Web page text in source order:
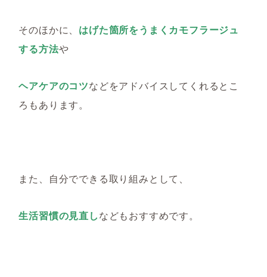
そのほかに、 はげた箇所をうまくカモフラージュ
する方法や
ヘアケアのコツなどをアドバイスしてくれるとこ
ろもあります。
また、自分でできる取り組みとして、
生活習慣の見直しなどもおすすめです。